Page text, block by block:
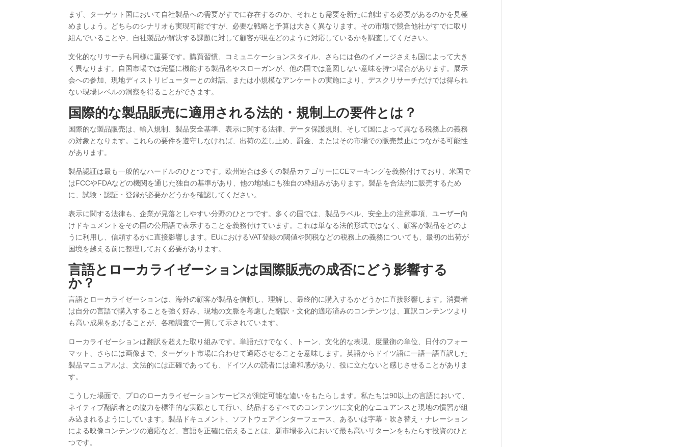
まず、ターゲット国において自社製品への需要がすでに存在するのか、それとも需要を新たに創出する必要があるのかを見極
めましょう。どちらのシナリオも実現可能ですが、必要な戦略と予算は大きく異なります。その市場で競合他社がすでに取り
組んでいることや、自社製品が解決する課題に対して顧客が現在どのように対応しているかを調査してください。
文化的なリサーチも同様に重要です。購買習慣、コミュニケーションスタイル、さらには色のイメージさえも国によって大き
く異なります。自国市場では完璧に機能する製品名やスローガンが、他の国では意図しない意味を持つ場合があります。展示
会への参加、現地ディストリビューターとの対話、または小規模なアンケートの実施により、デスクリサーチだけでは得られ
ない現場レベルの洞察を得ることができます。
国際的な製品販売に適用される法的・規制上の要件とは？
国際的な製品販売は、輸入規制、製品安全基準、表示に関する法律、データ保護規則、そして国によって異なる税務上の義務
の対象となります。これらの要件を遵守しなければ、出荷の差し止め、罰金、またはその市場での販売禁止につながる可能性
があります。
製品認証は最も一般的なハードルのひとつです。欧州連合は多くの製品カテゴリーにCEマーキングを義務付けており、米国で
はFCCやFDAなどの機関を通じた独自の基準があり、他の地域にも独自の枠組みがあります。製品を合法的に販売するため
に、試験・認証・登録が必要かどうかを確認してください。
表示に関する法律も、企業が見落としやすい分野のひとつです。多くの国では、製品ラベル、安全上の注意事項、ユーザー向
けドキュメントをその国の公用語で表示することを義務付けています。これは単なる法的形式ではなく、顧客が製品をどのよ
うに利用し、信頼するかに直接影響します。EUにおけるVAT登録の閾値や関税などの税務上の義務についても、最初の出荷が
国境を越える前に整理しておく必要があります。
言語とローカライゼーションは国際販売の成否にどう影響する
か？
言語とローカライゼーションは、海外の顧客が製品を信頼し、理解し、最終的に購入するかどうかに直接影響します。消費者
は自分の言語で購入することを強く好み、現地の文脈を考慮した翻訳・文化的適応済みのコンテンツは、直訳コンテンツより
も高い成果をあげることが、各種調査で一貫して示されています。
ローカライゼーションは翻訳を超えた取り組みです。単語だけでなく、トーン、文化的な表現、度量衡の単位、日付のフォー
マット、さらには画像まで、ターゲット市場に合わせて適応させることを意味します。英語からドイツ語に一語一語直訳した
製品マニュアルは、文法的には正確であっても、ドイツ人の読者には違和感があり、役に立たないと感じさせることがありま
す。
こうした場面で、プロのローカライゼーションサービスが測定可能な違いをもたらします。私たちは90以上の言語において、
ネイティブ翻訳者との協力を標準的な実践として行い、納品するすべてのコンテンツに文化的なニュアンスと現地の慣習が組
み込まれるようにしています。製品ドキュメント、ソフトウェアインターフェース、あるいは字幕・吹き替え・ナレーション
による映像コンテンツの適応など、言語を正確に伝えることは、新市場参入において最も高いリターンをもたらす投資のひと
つです。